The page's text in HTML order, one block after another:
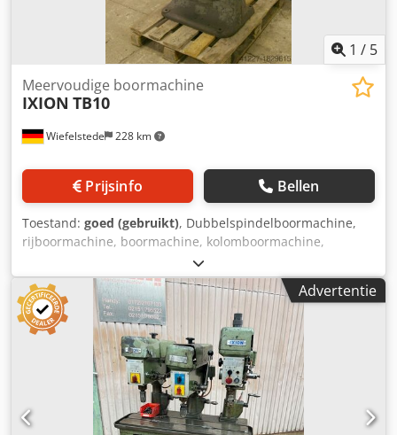
1 / 5
Wiefelstede 228 km
Meervoudige boormachine
IXION TB10
Prijsinfo Bellen
Toestand: goed (gebruikt), Dubbelspindelboormachine,
rijboormachine, boormachine, kolomboormachine,
staande boormachine - Spindelopname: B10 -
Tafelafmeting: 770 x 300 mm - Max. tussenmaat: mm -
Uitslag: 200 mm Codpjb D I Dtefx Agroha - Toerentallen:
250-4000/365-4150 omw/min - Spindelslag: 100 mm -
Afmetingen: 960/970/H1600 mm - Gewicht: 512 kg
Advertentie